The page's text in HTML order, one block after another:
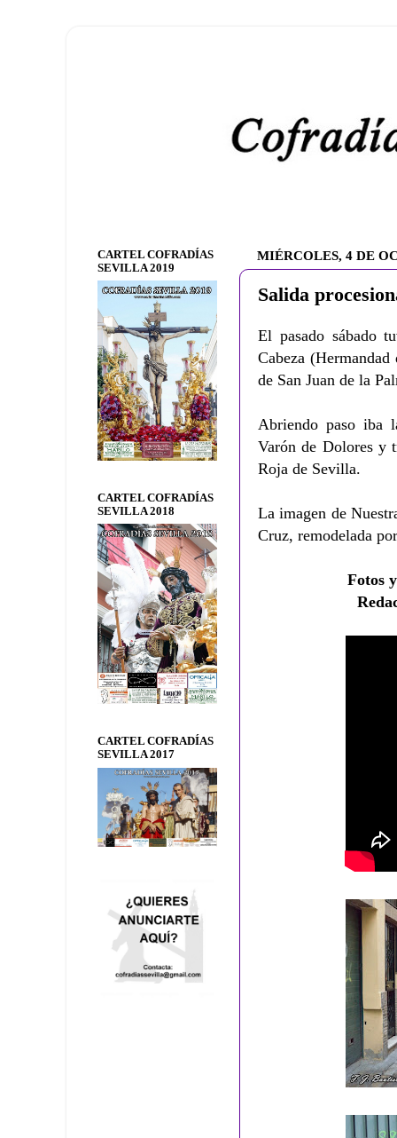
MIÉRCOLES, 4 DE
Salida
El pasado sábado
Cabeza
de San Juan de la
Abriendo paso iba
Varón de Dolores y
Roja de Sevilla.
La imagen de
Cruz, remodelada
Fotos
CARTEL COFRADÍAS
SEVILLA 2019
CARTEL COFRADÍAS
SEVILLA 2018
CARTEL COFRADÍAS
SEVILLA 2017